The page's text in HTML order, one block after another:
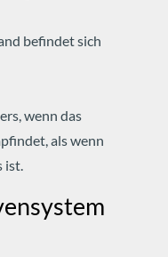
befindet sich
wenn das
als wenn
ist.